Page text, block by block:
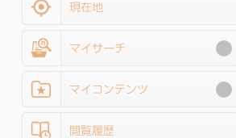
現在地
マイサーチ
マイコンテンツ
閲覧履歴